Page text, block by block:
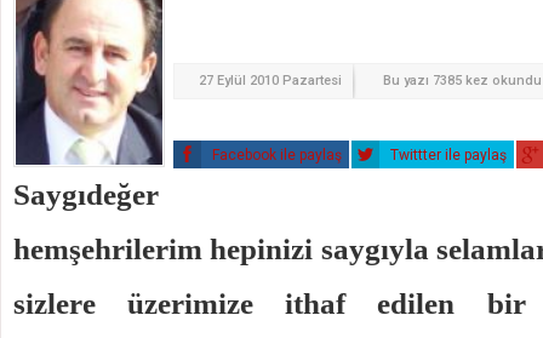
27 Eylül 2010 Pazartesi Bu yazı 7385 kez okundu
Facebook ile paylaş Twittter ile paylaş
Saygıdeğer
hemşehrilerim hepinizi saygıyla
sizlere üzerimize ithaf edilen bir